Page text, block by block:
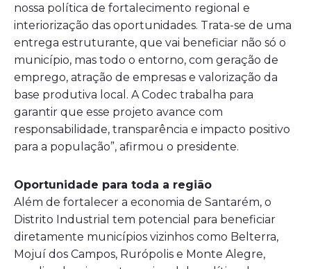
nossa política de fortalecimento regional e
interiorização das oportunidades. Trata-se de uma
entrega estruturante, que vai beneficiar não só o
município, mas todo o entorno, com geração de
emprego, atração de empresas e valorização da
base produtiva local. A Codec trabalha para
garantir que esse projeto avance com
responsabilidade, transparência e impacto positivo
para a população”, afirmou o presidente.
Oportunidade para toda a região
Além de fortalecer a economia de Santarém, o
Distrito Industrial tem potencial para beneficiar
diretamente municípios vizinhos como Belterra,
Mojuí dos Campos, Rurópolis e Monte Alegre,